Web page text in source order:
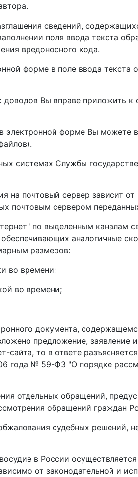
сведений,
поля ввода текста
вредоносного кода.
форме в поле ввода текста
доводов Вы вправе приложить
форме Вы можете
системах Службы
на почтовый сервер зависит от
почтовым сервером
по выделенным каналам
аналогичные
размеров:
во времени;
во времени;
документа,
предложение, заявление
то в ответе
года № 59-ФЗ "О порядке
отдельных обращений,
обращений граждан
судебных решений,
в России
от законодательной и